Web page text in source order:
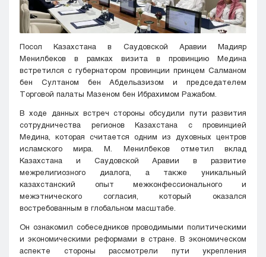
Посол Казахстана в Саудовской Аравии Мадияр
Менилбеков в рамках визита в провинцию Медина
встретился с губернатором провинции принцем Салманом
бен Султаном бен Абдельазизом и председателем
Торговой палаты Мазеном бен Ибрахимом Ражабом.
В ходе данных встреч стороны обсудили пути развития
сотрудничества регионов Казахстана с провинцией
Медина, которая считается одним из духовных центров
исламского мира. М. Менилбеков отметил вклад
Казахстана и Саудовской Аравии в развитие
межрелигиозного диалога, а также уникальный
казахстанский опыт межконфессионального и
межэтнического согласия, который оказался
востребованным в глобальном масштабе.
Он ознакомил собеседников проводимыми политическими
и экономическими реформами в стране. В экономическом
аспекте стороны рассмотрели пути укрепления